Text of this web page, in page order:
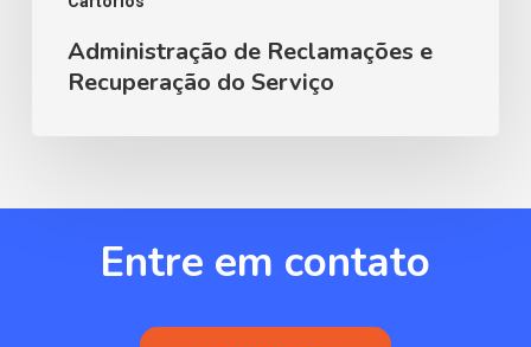
Administração de Reclamações e
Recuperação do Serviço
Entre em contato